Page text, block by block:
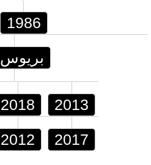
1986
بريوس C
2018 2013
2012 2017